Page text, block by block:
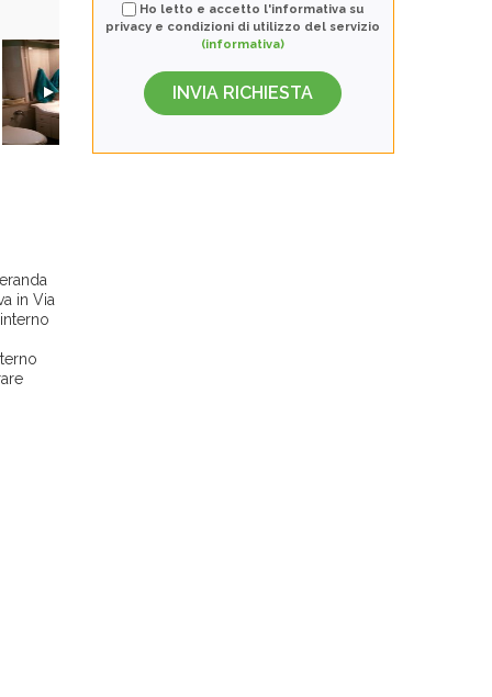
in Via
Ho letto e accetto l'informativa su
privacy e condizioni di utilizzo del servizio
(informativa)